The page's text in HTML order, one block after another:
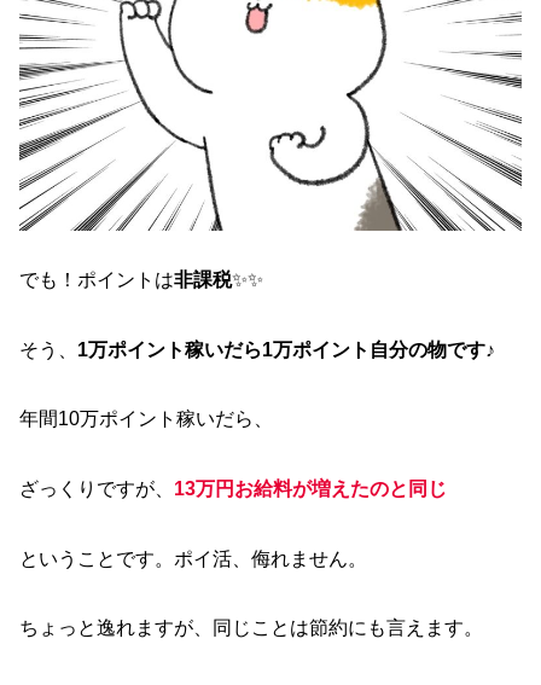
でも！ポイントは非課税✨✨
そう、 1万ポイント稼いだら1万ポイント自分の物です♪
年間10万ポイント稼いだら、
ざっくりですが、 13万円お給料が増えたのと同じ
ということです。ポイ活、侮れません。
ちょっと逸れますが、同じことは節約にも言えます。